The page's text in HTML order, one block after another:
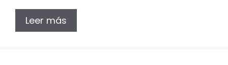
Leer más